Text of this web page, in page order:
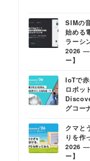
SIMの
始める
ラーシ
2026 ―
ー】
IoTで
ロボッ
グコー
クマと
りを作
2026 ―
ー】